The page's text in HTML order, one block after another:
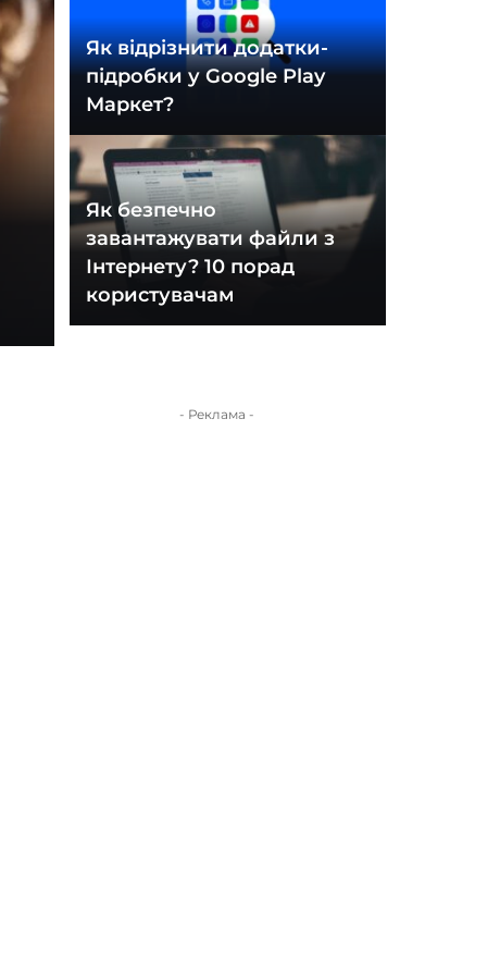
Як відрізнити додатки-
підробки у Google Play
Маркет?
Як безпечно
завантажувати файли з
Інтернету? 10 порад
користувачам
- Реклама -